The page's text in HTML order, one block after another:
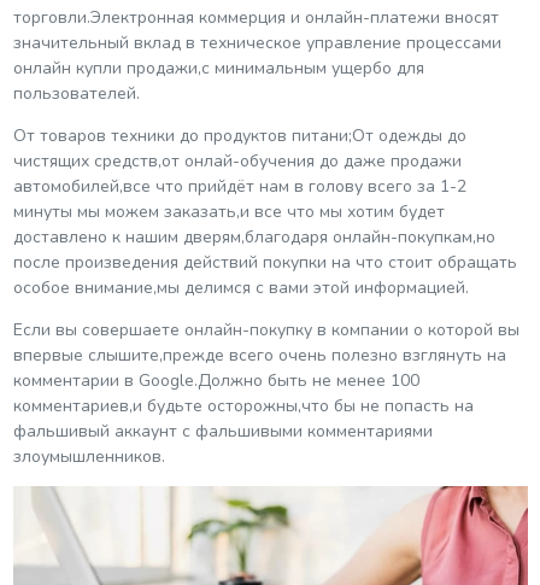
торговли.Электронная коммерция и онлайн-платежи вносят
значительный вклад в техническое управление процессами
онлайн купли продажи,с минимальным ущербо для
пользователей.
От товаров техники до продуктов питани;От одежды до
чистящих средств,от онлай-обучения до даже продажи
автомобилей,все что прийдёт нам в голову всего за 1-2
минуты мы можем заказать,и все что мы хотим будет
доставлено к нашим дверям,благодаря онлайн-покупкам,но
после произведения действий покупки на что стоит обращать
особое внимание,мы делимся с вами этой информацией.
Если вы совершаете онлайн-покупку в компании о которой вы
впервые слышите,прежде всего очень полезно взглянуть на
комментарии в Google.Должно быть не менее 100
комментариев,и будьте осторожны,что бы не попасть на
фальшивый аккаунт с фальшивыми комментариями
злоумышленников.